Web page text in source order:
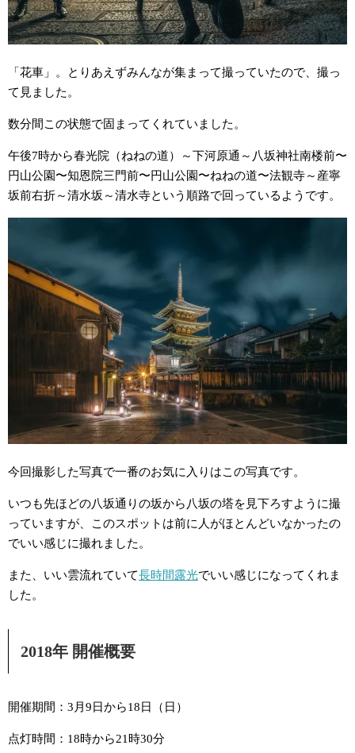
「花車」。とりあえずみんなが集まって撮っていたので、撮っ
て見ました。
数分間この状態で固まってくれていました。
午後7時から春光院（ねねの道）～下河原通～八坂神社南楼前〜
円山公園〜知恩院三門前〜円山公園〜ねねの道〜法観寺～産寧
坂前右折～清水坂～清水寺という順路で回っているようです。
今回撮影した写真で一番のお気に入りはこの写真です。
いつも先ほどの八坂通りの坂から八坂の塔を見下ろすように撮
っていますが、このスポットは前に人がほとんどいなかったの
でいい感じに撮れました。
また、いい雲流れていて長時間露光でいい感じになってくれま
した。
2018年 開催概要
開催期間：3月9日から18日（日）
点灯時間：18時から21時30分